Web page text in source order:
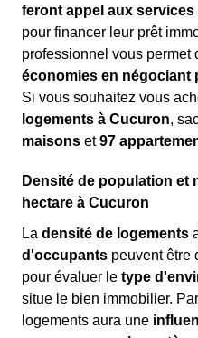
feront appel aux
pour financer leur prêt
professionnel vous permet
économies en négociant
Si vous souhaitez vous
logements à Cucuron,
maisons et97
Densité de population et
hectare à Cucuron
La densité de logements
d'occupants peuvent être
pour évaluer le type
situe le bien immobilier.
logements aura une